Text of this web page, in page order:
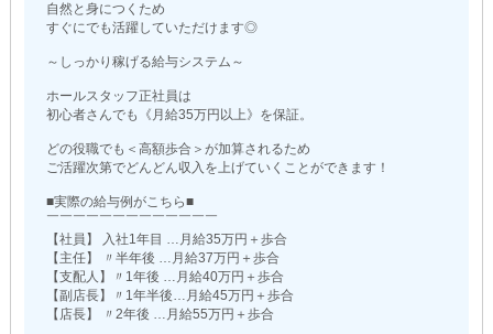
自然と身につくため
すぐにでも活躍していただけます◎
～しっかり稼げる給与システム～
ホールスタッフ正社員は
初心者さんでも《月給35万円以上》を保証。
どの役職でも＜高額歩合＞が加算されるため
ご活躍次第でどんどん収入を上げていくことができます！
■実際の給与例がこちら■
￣￣￣￣￣￣￣￣￣￣￣￣￣
【社員】 入社1年目 …月給35万円＋歩合
【主任】 〃半年後 …月給37万円＋歩合
【支配人】〃1年後 …月給40万円＋歩合
【副店長】〃1年半後…月給45万円＋歩合
【店長】 〃2年後 …月給55万円＋歩合